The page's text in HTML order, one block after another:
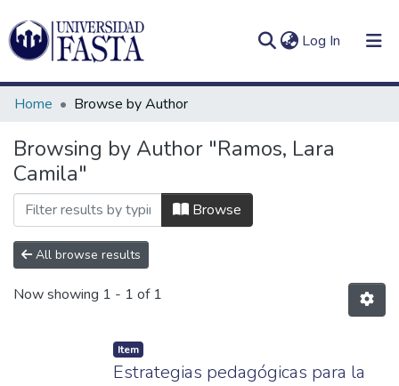
Log In (current)
Communities
&
Collections
All of DSpace
Log
In(current)
Home Browse by Author
Browsing by Author "Ramos, Lara
Camila"
Browse
All browse results
Now showing 1 - 1 of 1
Item
Estrategias pedagógicas para la